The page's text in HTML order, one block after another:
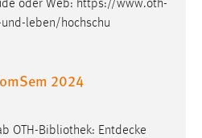
oder Web: https://www.oth-
leben/hochschu
2024
OTH-Bibliothek: Entdecke